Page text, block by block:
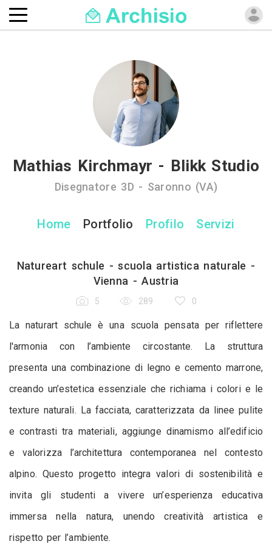
Mathias Kirchmayr - Blikk Studio
Disegnatore 3D - Saronno (VA)
Home Portfolio Profilo Servizi
Natureart schule - scuola artistica naturale -
Vienna - Austria
5 289 0
La naturart schule è una scuola pensata per riflettere
l'armonia con l’ambiente circostante. La struttura
presenta una combinazione di legno e cemento marrone,
creando un’estetica essenziale che richiama i colori e le
texture naturali. La facciata, caratterizzata da linee pulite
e contrasti tra materiali, aggiunge dinamismo all’edificio
e valorizza l’architettura contemporanea nel contesto
alpino. Questo progetto integra valori di sostenibilità e
invita gli studenti a vivere un’esperienza educativa
immersa nella natura, unendo creatività artistica e
rispetto per l’ambiente.